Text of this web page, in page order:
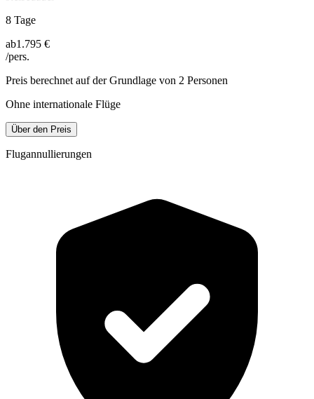
8 Tage
ab1.795 €
/pers.
Preis berechnet auf der Grundlage von 2 Personen
Ohne internationale Flüge
Über den Preis
Flugannullierungen